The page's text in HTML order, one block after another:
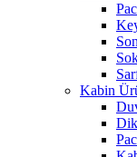
Kabin